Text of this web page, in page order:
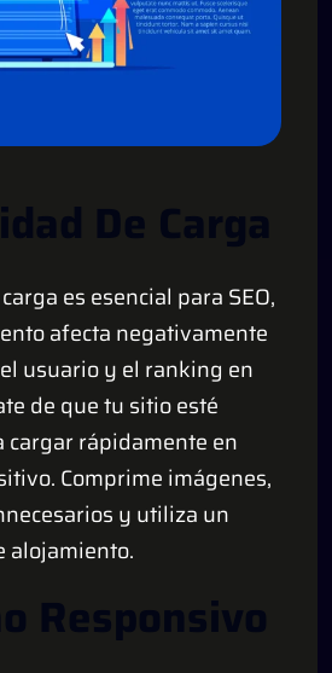
De Carga
es esencial para SEO,
afecta negativamente
usuario y el ranking en
de que tu sitio esté
cargar rápidamente en
Comprime imágenes,
y utiliza un
alojamiento.
Responsivo